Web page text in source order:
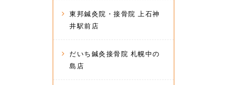
東邦鍼灸院・接骨院 上石神
井駅前店
だいち鍼灸接骨院 札幌中の
島店